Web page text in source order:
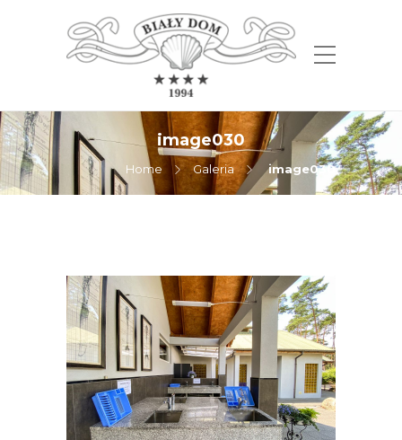
image030
Home Galeria image030